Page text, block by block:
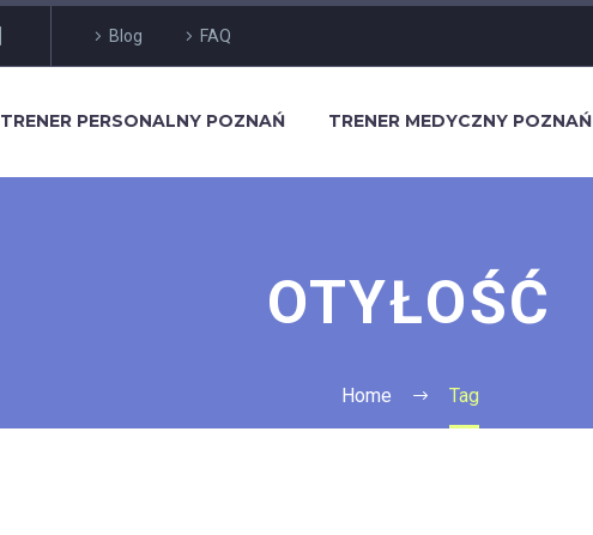
Blog FAQ
TRENER PERSONALNY POZNAŃ TRENER MEDYCZNY POZNAŃ
OTYŁOŚĆ
Home Tag